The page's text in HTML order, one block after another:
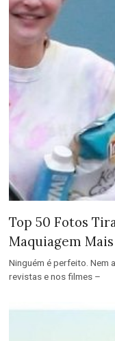
Top 50 Fotos
Maquiagem
Ninguém é perfeito. Nem
revistas e nos filmes –